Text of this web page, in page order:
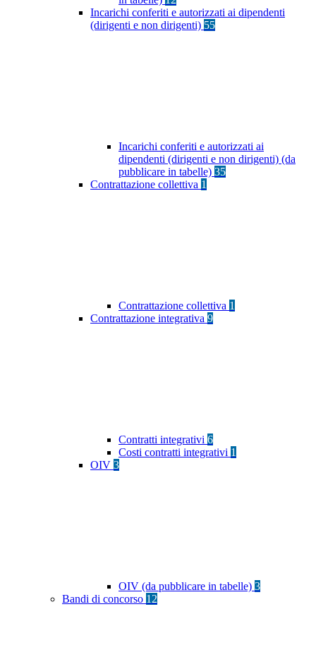
Incarichi conferiti e autorizzati ai dipendenti
(dirigenti e non dirigenti) 55
Incarichi conferiti e autorizzati ai
dipendenti (dirigenti e non dirigenti) (da
pubblicare in tabelle) 35
Contrattazione collettiva 1
Contrattazione collettiva 1
Contrattazione integrativa 9
Contratti integrativi 6
Costi contratti integrativi 1
OIV 3
OIV (da pubblicare in tabelle) 3
Bandi di concorso 12